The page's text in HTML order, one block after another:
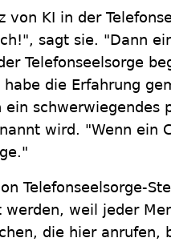
von KI in der
sagt sie. "Dann
Telefonseelsorge
die Erfahrung
schwerwiegendes
wird. "Wenn ein
Telefonseelsorge-
weil jeder
die hier anrufen,